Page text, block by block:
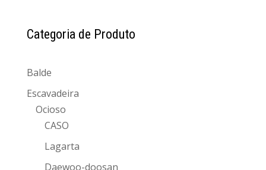
Categoria de Produto
Balde
Escavadeira
Ocioso
CASO
Lagarta
Daewoo-doosan